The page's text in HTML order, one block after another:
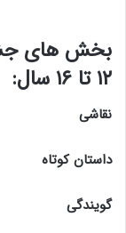
۱۲ تا ۱۶ سال
:
نقاشی
داستان کوتاه
گویندگی